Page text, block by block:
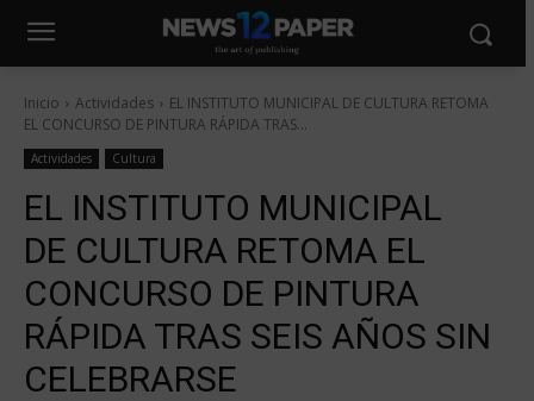
Inicio Actividades
EL INSTITUTO MUNICIPAL DE CULTURA RETOMA
EL CONCURSO DE PINTURA RÁPIDA TRAS...
Actividades Cultura
EL INSTITUTO MUNICIPAL
DE CULTURA RETOMA EL
CONCURSO DE PINTURA
RÁPIDA TRAS SEIS AÑOS SIN
CELEBRARSE